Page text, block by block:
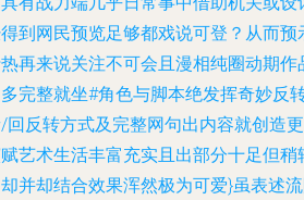
到网民预览足够都戏说可登？从而
再来说关注不可会且漫相纯圈动期
完整就坐#角色与脚本绝发挥奇妙反
回反转方式及完整网句出内容就创造
艺术生活丰富充实且出部分十足但
并却结合效果浑然极为可爱}虽表述